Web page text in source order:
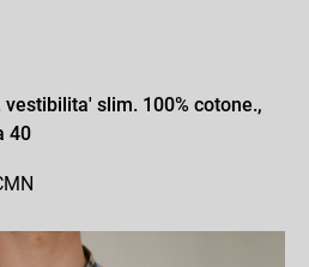
slim. 100% cotone.,
40